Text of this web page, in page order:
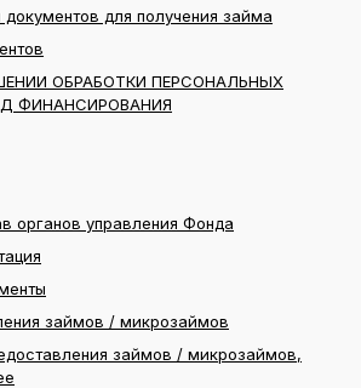
для получения займа
ОБРАБОТКИ ПЕРСОНАЛЬНЫХ
ФИНАНСИРОВАНИЯ
органов управления Фонда
займов / микрозаймов
займов / микрозаймов,